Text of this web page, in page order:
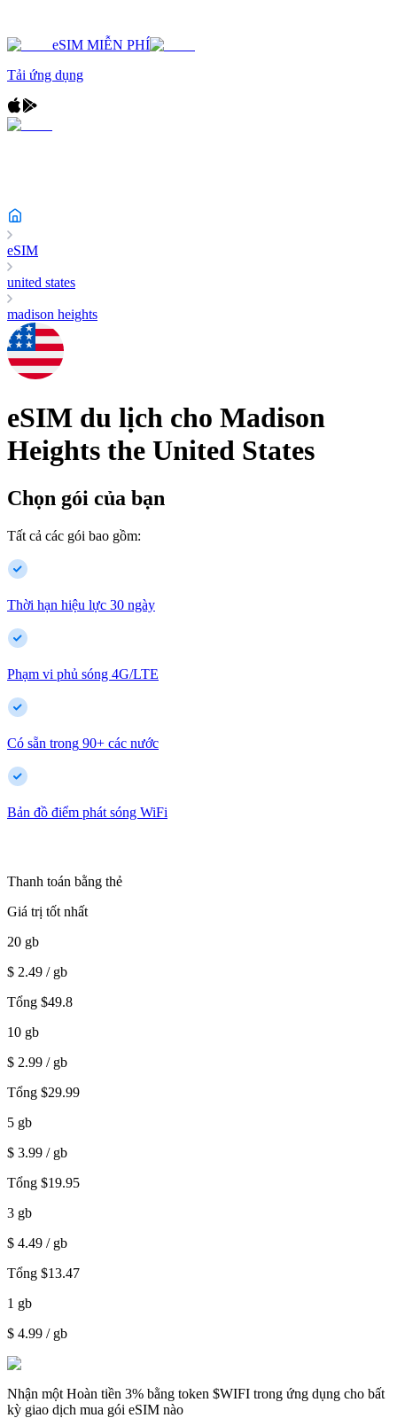
eSIM MIỄN PHÍ
Tải ứng dụng
eSIM
united states
madison heights
eSIM du lịch cho Madison
Heights the United States
Chọn gói của bạn
Tất cả các gói bao gồm:
Thời hạn hiệu lực 30 ngày
Phạm vi phủ sóng 4G/LTE
Có sẵn trong 90+ các nước
Bản đồ điểm phát sóng WiFi
Thanh toán bằng thẻ
Giá trị tốt nhất
20 gb
$ 2.49 / gb
Tổng $49.8
10 gb
$ 2.99 / gb
Tổng $29.99
5 gb
$ 3.99 / gb
Tổng $19.95
3 gb
$ 4.49 / gb
Tổng $13.47
1 gb
$ 4.99 / gb
Nhận một Hoàn tiền 3% bằng token $WIFI trong ứng dụng cho bất
kỳ giao dịch mua gói eSIM nào